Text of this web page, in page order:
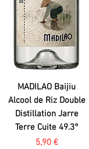
MADILAO Baijiu
Alcool de Riz Double
Distillation Jarre
Terre Cuite 49.3°
Prix
5,90 €